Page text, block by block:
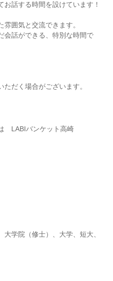
話する時間を設けています！
囲気と交流できます。
会話ができる、特別な時間で
だく場合がございます。
LABIバンケット高崎
学院（修士）、大学、短大、